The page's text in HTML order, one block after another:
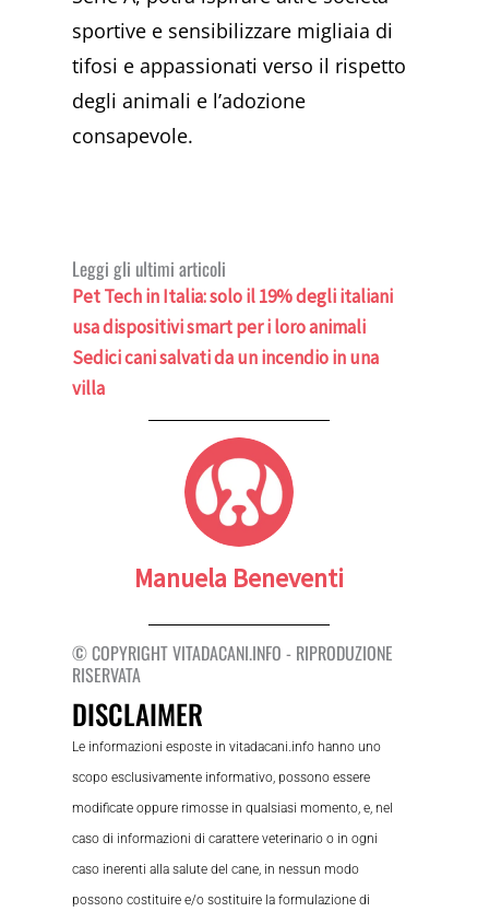
sportive e sensibilizzare migliaia di
tifosi e appassionati verso il rispetto
degli animali e l’adozione
consapevole.
Leggi gli ultimi articoli
Pet Tech in Italia: solo il 19% degli italiani
usa dispositivi smart per i loro animali
Sedici cani salvati da un incendio in una
villa
Manuela Beneventi
© COPYRIGHT VITADACANI.INFO - RIPRODUZIONE
RISERVATA
DISCLAIMER
Le informazioni esposte in vitadacani.info hanno uno
scopo esclusivamente informativo, possono essere
modificate oppure rimosse in qualsiasi momento, e, nel
caso di informazioni di carattere veterinario o in ogni
caso inerenti alla salute del cane, in nessun modo
possono costituire e/o sostituire la formulazione di